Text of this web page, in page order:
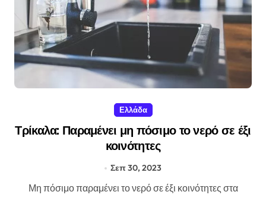
Ελλάδα
Τρίκαλα: Παραμένει μη πόσιμο το νερό σε έξι
κοινότητες
Σεπ 30, 2023
Μη πόσιμο παραμένει το νερό σε έξι κοινότητες στα